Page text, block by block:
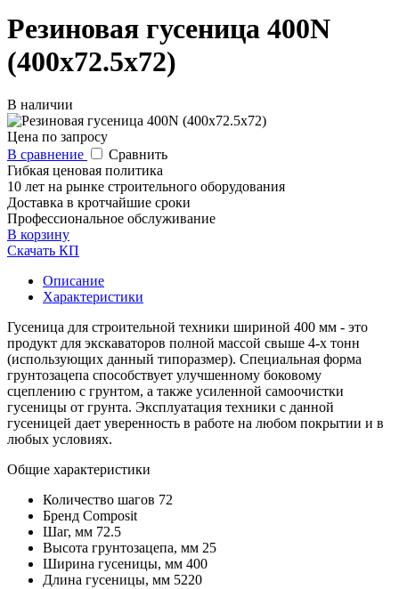
Резиновая гусеница 400N
(400х72.5х72)
В наличии
Цена по запросу
В сравнение
Сравнить
Гибкая ценовая политика
10 лет на рынке строительного оборудования
Доставка в кротчайшие сроки
Профессиональное обслуживание
В корзину
Скачать КП
Описание
Характеристики
Гусеница для строительной техники шириной 400 мм - это
продукт для экскаваторов полной массой свыше 4-х тонн
(использующих данный типоразмер). Специальная форма
грунтозацепа способствует улучшенному боковому
сцеплению с грунтом, а также усиленной самоочистки
гусеницы от грунта. Эксплуатация техники с данной
гусеницей дает уверенность в работе на любом покрытии и в
любых условиях.
Общие характеристики
Количество шагов 72
Бренд Composit
Шаг, мм 72.5
Высота грунтозацепа, мм 25
Ширина гусеницы, мм 400
Длина гусеницы, мм 5220